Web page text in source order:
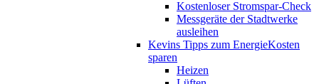
Kostenloser Stromspar-Check
Messgeräte der Stadtwerke
ausleihen
Kevins Tipps zum EnergieKosten
sparen
Heizen